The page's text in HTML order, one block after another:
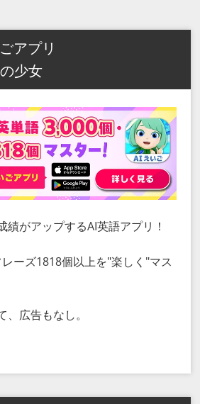
アプリ
少女
績がアップするAI英語アプリ！
ーズ1818個以上を"楽しく"マス
広告もなし。